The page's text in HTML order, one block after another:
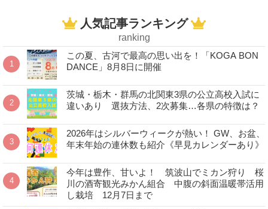
人気記事ランキング
ranking
この夏、古河で最高の思い出を！「KOGA BON
DANCE」8月8日に開催
茨城・栃木・群馬の北関東3県の公立高校入試に
違いあり 選抜方法、2次募集…各県の特徴は？
2026年はシルバーウィークが熱い！ GW、お盆、
年末年始の連休数も紹介《早見カレンダーあり》
今年は豊作、甘いよ！ 筑波山でミカン狩り 桜
川の酒寄観光みかん組合 中腹の斜面温暖帯活用
し栽培 12月7日まで